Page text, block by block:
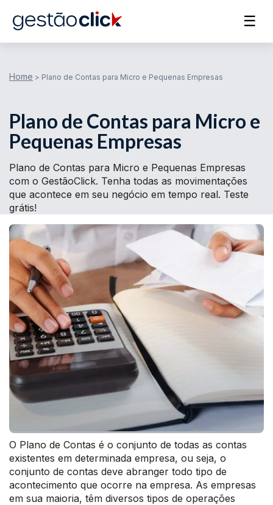
☰
Home > Plano de Contas para Micro e Pequenas Empresas
Plano de Contas para Micro e
Pequenas Empresas
Plano de Contas para Micro e Pequenas Empresas
com o GestãoClick. Tenha todas as movimentações
que acontece em seu negócio em tempo real. Teste
grátis!
O Plano de Contas é o conjunto de todas as contas
existentes em determinada empresa, ou seja, o
conjunto de contas deve abranger todo tipo de
acontecimento que ocorre na empresa. As empresas
em sua maioria, têm diversos tipos de operações